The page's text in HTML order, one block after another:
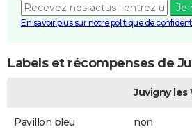
Je
En savoir plus sur notre politique de
Labels et récompenses de
Juvigny les
Pavillon bleu non